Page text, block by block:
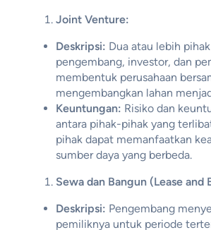
Joint Venture:
Deskripsi: Dua atau lebih
pengembang, investor, dan
membentuk perusahaan
mengembangkan lahan
Keuntungan: Risiko dan
antara pihak-pihak yang
pihak dapat memanfaatkan
sumber daya yang berbeda.
Sewa dan Bangun (Lease and
Deskripsi: Pengembang
pemiliknya untuk periode